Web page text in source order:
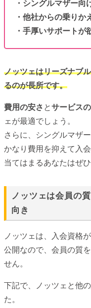
・シングルマザー向
・他社からの乗りか
・手厚いサポートが
ノッツェはリーズナブ
るのが長所です。
費用の安さ とサービス
ェが最適でしょう。
さらに、シングルマザ
かなり費用を抑えて入会
当てはまるあなたはぜ
ノッツェは会員の
向き
ノッツェは、入会資格
公開なので、会員の質
せん。
下記で、ノッツェと他
た。